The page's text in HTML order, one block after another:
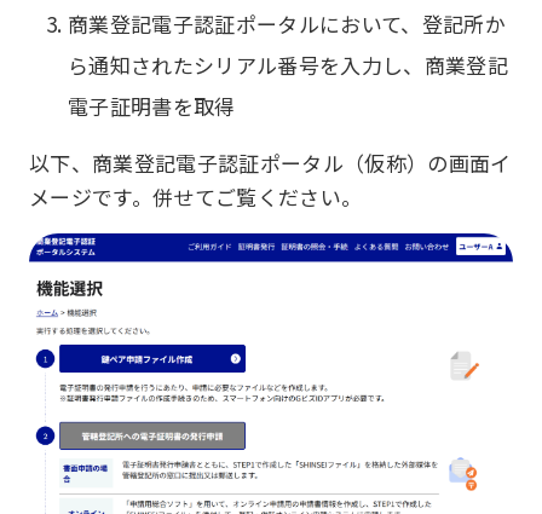
商業登記電子認証ポータルにおいて、登記所か
ら通知されたシリアル番号を入力し、商業登記
電子証明書を取得
以下、商業登記電子認証ポータル（仮称）の画面イ
メージです。併せてご覧ください。